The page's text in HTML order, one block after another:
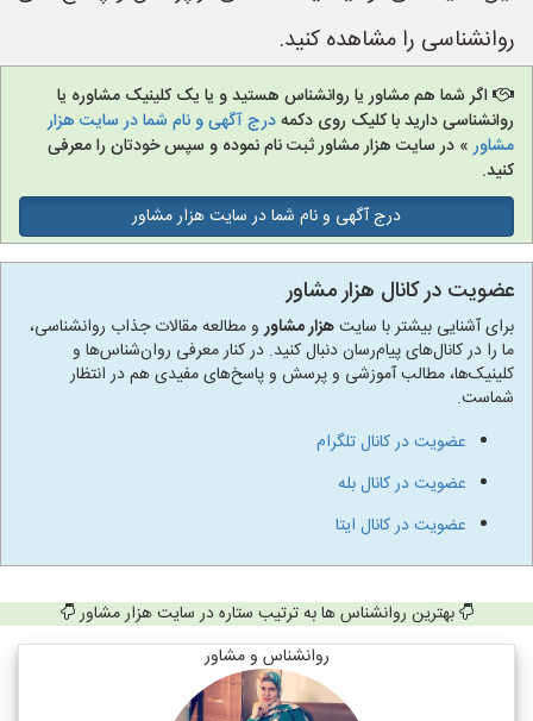
روانشناسی را مشاهده کنید.
اگر شما هم مشاور یا روانشناس هستید و یا یک کلینیک مشاوره یا
روانشناسی دارید با کلیک روی دکمهدرج آگهی و نام شما در سایت هزار
مشاور» در سایت هزار مشاور ثبت نام نموده و سپس خودتان را معرفی
کنید.
درج آگهی و نام شما در سایت هزار مشاور
عضویت در کانال هزار مشاور
برای آشنایی بیشتر با سایتهزار مشاورو مطالعه مقالات جذاب روانشناسی،
ما را در کانال‌های پیام‌رسان دنبال کنید. در کنار معرفی روان‌شناس‌ها و
کلینیک‌ها، مطالب آموزشی و پرسش و پاسخ‌های مفیدی هم در انتظار
شماست.
عضویت در کانال تلگرام
عضویت در کانال بله
عضویت در کانال ایتا
بهترین روانشناس ها به ترتیب ستاره در سایت هزار مشاور
روانشناس و مشاور